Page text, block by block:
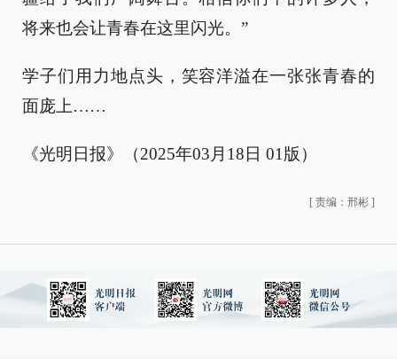
将来也会让青春在这里闪光。”
学子们用力地点头，笑容洋溢在一张张青春的
面庞上……
《光明日报》（2025年03月18日 01版）
[ 责编：邢彬 ]